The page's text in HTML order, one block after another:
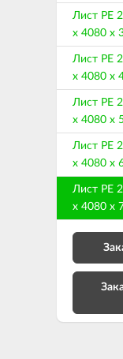
Лист PE
х 4080 х
Лист PE
х 4080 х
Лист PE
х 4080 х
Лист PE
х 4080 х
Лист PE
х 4080 х